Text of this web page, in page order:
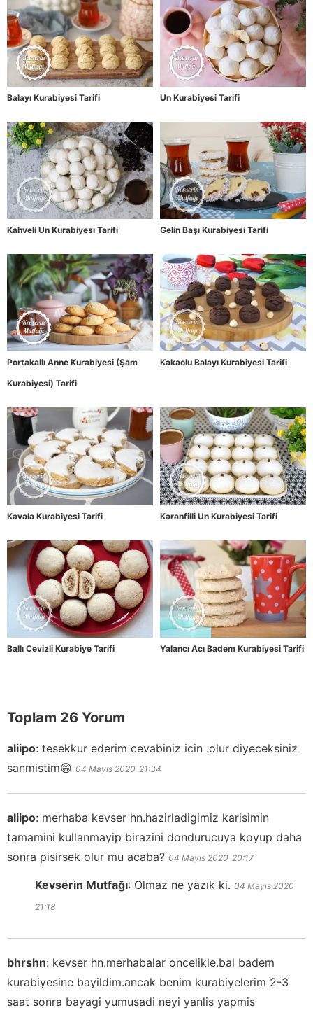
Balayı Kurabiyesi Tarifi Un Kurabiyesi Tarifi
Kahveli Un Kurabiyesi Tarifi Gelin Başı Kurabiyesi Tarifi
Portakallı Anne Kurabiyesi (Şam
Kurabiyesi) Tarifi
Kakaolu Balayı Kurabiyesi Tarifi
Kavala Kurabiyesi Tarifi Karanfilli Un Kurabiyesi Tarifi
Ballı Cevizli Kurabiye Tarifi Yalancı Acı Badem Kurabiyesi Tarifi
Toplam 26 Yorum
aliipo: tesekkur ederim cevabiniz icin .olur diyeceksiniz
sanmistim😁 04 Mayıs 2020 21:34
aliipo: merhaba kevser hn.hazirladigimiz karisimin
tamamini kullanmayip birazini dondurucuya koyup daha
sonra pisirsek olur mu acaba? 04 Mayıs 2020 20:17
Kevserin Mutfağı: Olmaz ne yazık ki. 04 Mayıs 2020
21:18
bhrshn: kevser hn.merhabalar oncelikle.bal badem
kurabiyesine bayildim.ancak benim kurabiyelerim 2-3
saat sonra bayagi yumusadi neyi yanlis yapmis